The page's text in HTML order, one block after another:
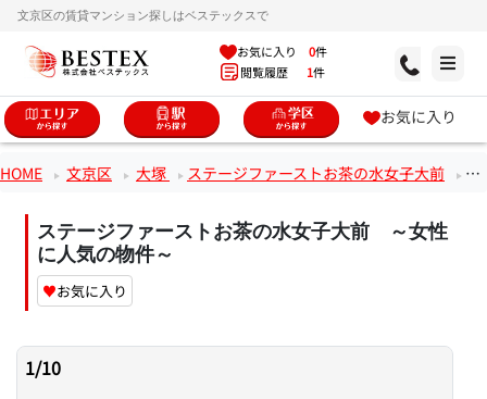
文京区の賃貸マンション探しはベステックスで
お気に入り 0件
閲覧履歴 1件
お気に入り
HOME 文京区 大塚 ステージファーストお茶の水女子大前 3
ステージファーストお茶の水女子大前 ～女性
に人気の物件～
♥お気に入り
1/10